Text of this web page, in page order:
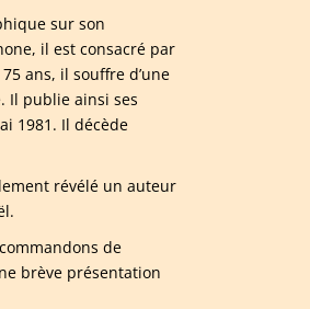
sur son
il est consacré par
75 ans, il souffre d’une
Il publie ainsi ses
1981. Il décède
révélé un auteur
de
brève présentation